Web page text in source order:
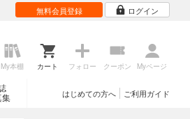
無料会員登録 ログイン
My本棚 カート フォロー クーポン Myページ
ご利用ガイド
はじめての方へ